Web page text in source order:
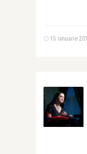
15 ianuarie